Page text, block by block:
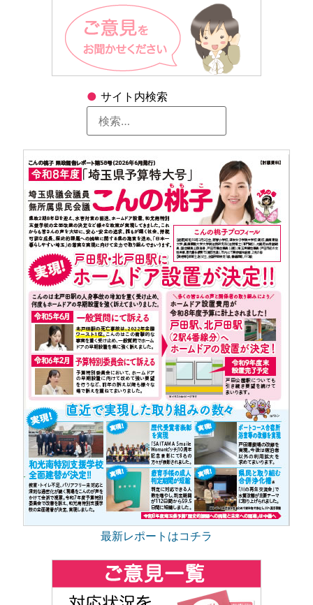
● サイト内検索
最新レポートはコチラ